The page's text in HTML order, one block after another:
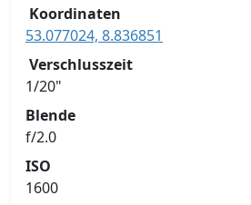
Koordinaten
53.077024, 8.836851
Verschlusszeit
1/20"
Blende
f/2.0
ISO
1600